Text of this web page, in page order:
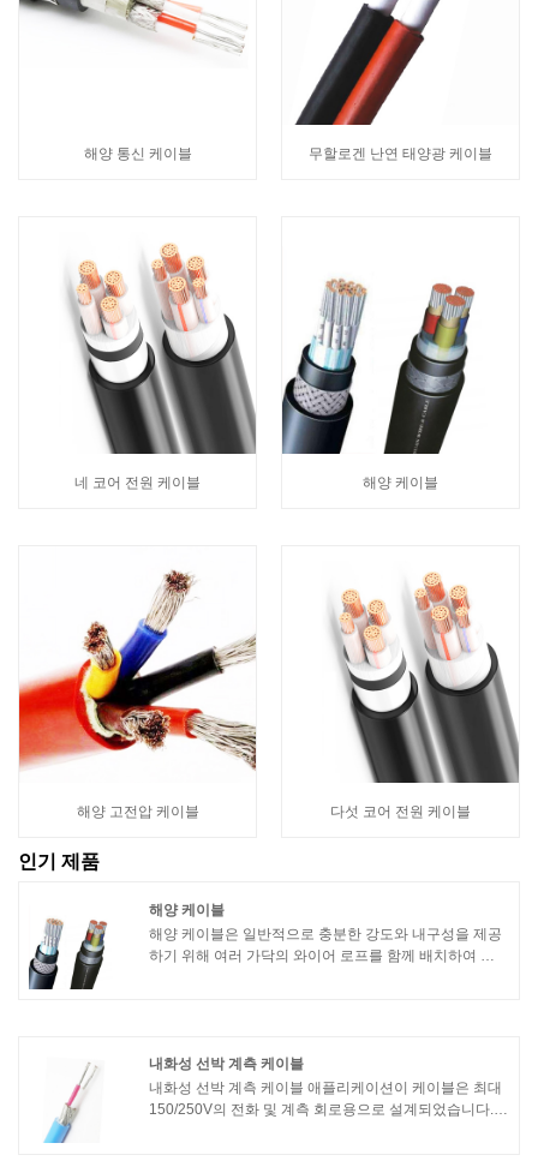
해양 통신 케이블 무할로겐 난연 태양광 케이블
네 코어 전원 케이블 해양 케이블
해양 고전압 케이블 다섯 코어 전원 케이블
인기 제품
해양 케이블
해양 케이블은 일반적으로 충분한 강도와 내구성을 제공
하기 위해 여러 가닥의 와이어 로프를 함께 배치하여 구
내화성 선박 계측 케이블
내화성 선박 계측 케이블 애플리케이션이 케이블은 최대
150/250V의 전화 및 계측 회로용으로 설계되었습니다.